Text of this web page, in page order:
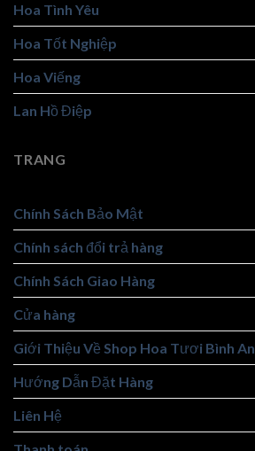
Hoa Tình Yêu
Hoa Tốt Nghiệp
Hoa Viếng
Lan Hồ Điệp
TRANG
Chính Sách Bảo Mật
Chính sách đổi trả hàng
Chính Sách Giao Hàng
Cửa hàng
Giới Thiệu Về Shop Hoa Tươi Bình An
Hướng Dẫn Đặt Hàng
Liên Hệ